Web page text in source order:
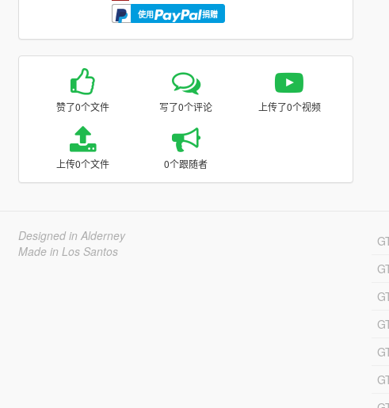
使用 捐赠
赞了0个文件 写了0个评论 上传了0个视频
上传0个文件 0个跟随者
Designed in Alderney
Made in Los Santos